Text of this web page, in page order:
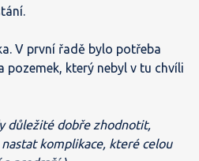
V první řadě bylo potřeba
pozemek, který nebyl v tu chvíli
důležité dobře zhodnotit,
komplikace, které celou